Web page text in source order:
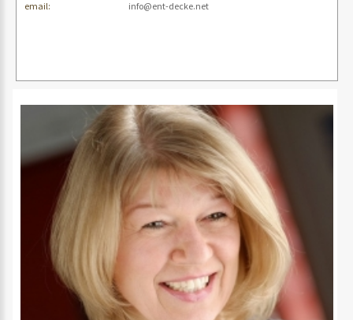
email:
info@ent-decke.net